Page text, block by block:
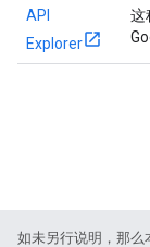
API
Explorer
这
如未另行说明，那么